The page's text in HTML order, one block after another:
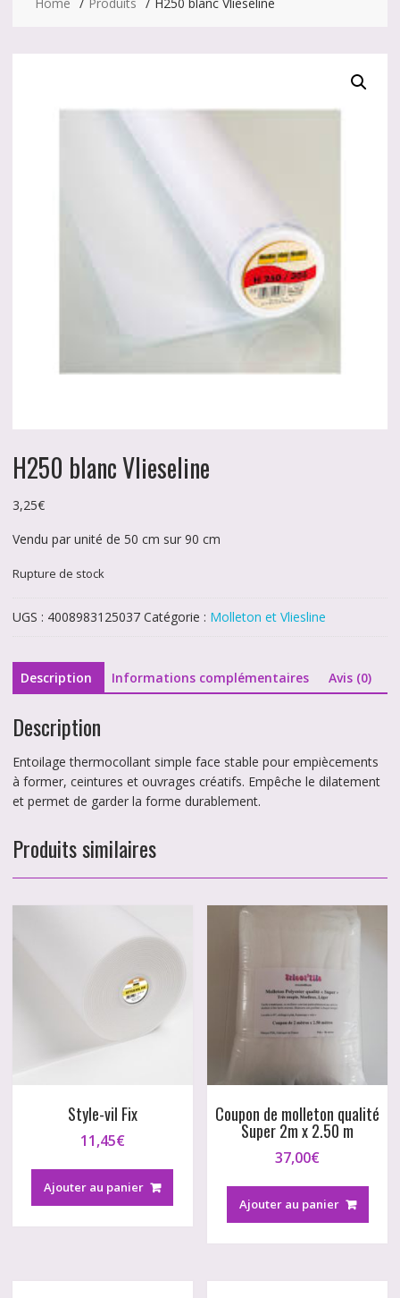
H250 blanc Vlieseline
3,25€
Vendu par unité de 50 cm sur 90 cm
Rupture de stock
UGS : 4008983125037 Catégorie : Molleton et Vliesline
Description Informations complémentaires Avis (0)
Description
Entoilage thermocollant simple face stable pour empiècements
à former, ceintures et ouvrages créatifs. Empêche le dilatement
et permet de garder la forme durablement.
Produits similaires
Style-vil Fix
11,45€
Ajouter au panier
Coupon de molleton qualité
Super 2m x 2.50 m
37,00€
Ajouter au panier